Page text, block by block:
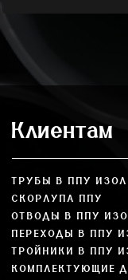
Клиентам
ТРУБЫ В ППУ
СКОРЛУПА ППУ
ОТВОДЫ В ППУ
ПЕРЕХОДЫ В ППУ
ТРОЙНИКИ В ППУ
КОМПЛЕКТУЮЩИЕ